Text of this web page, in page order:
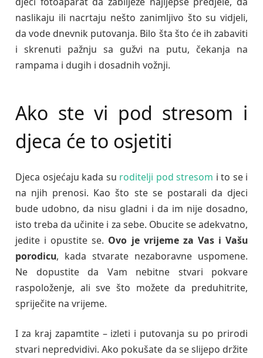
naslikaju ili nacrtaju nešto zanimljivo što su vidjeli,
da vode dnevnik putovanja. Bilo šta što će ih zabaviti
i skrenuti pažnju sa gužvi na putu, čekanja na
rampama i dugih i dosadnih vožnji.
Ako ste vi pod stresom i
djeca će to osjetiti
Djeca osjećaju kada su roditelji pod stresom i to se i
na njih prenosi. Kao što ste se postarali da djeci
bude udobno, da nisu gladni i da im nije dosadno,
isto treba da učinite i za sebe. Obucite se adekvatno,
jedite i opustite se. Ovo je vrijeme za Vas i Vašu
porodicu, kada stvarate nezaboravne uspomene.
Ne dopustite da Vam nebitne stvari pokvare
raspoloženje, ali sve što možete da preduhitrite,
spriječite na vrijeme.
I za kraj zapamtite – izleti i putovanja su po prirodi
stvari nepredvidivi. Ako pokušate da se slijepo držite